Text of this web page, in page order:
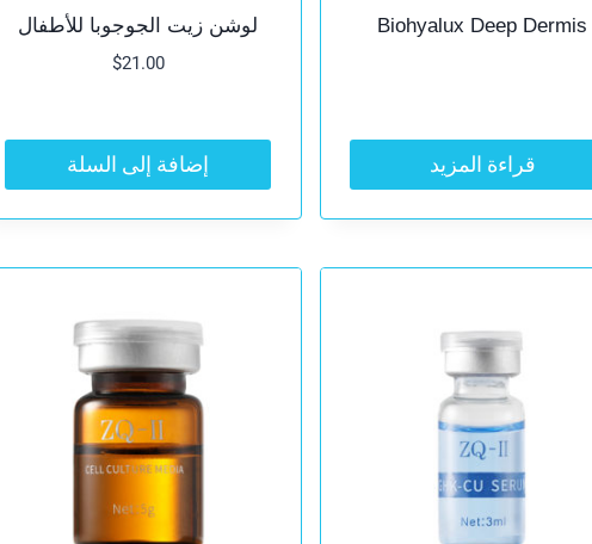
Biohyalux Deep Dermis
قراءة المزيد
لوشن زيت الجوجوبا للأطفال
$21.00
إضافة إلى السلة